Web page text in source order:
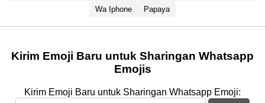
Wa Iphone
Papaya
Kirim Emoji Baru untuk Sharingan Whatsapp
Emojis
Kirim Emoji Baru untuk Sharingan Whatsapp Emoji: